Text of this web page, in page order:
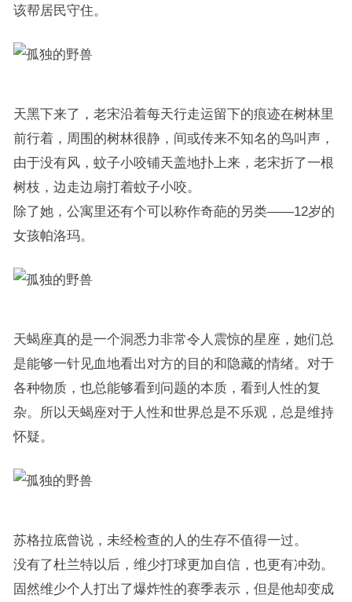
该帮居民守住。
天黑下来了，老宋沿着每天行走运留下的痕迹在树林里
前行着，周围的树林很静，间或传来不知名的鸟叫声，
由于没有风，蚊子小咬铺天盖地扑上来，老宋折了一根
树枝，边走边扇打着蚊子小咬。
除了她，公寓里还有个可以称作奇葩的另类——12岁的
女孩帕洛玛。
天蝎座真的是一个洞悉力非常令人震惊的星座，她们总
是能够一针见血地看出对方的目的和隐藏的情绪。对于
各种物质，也总能够看到问题的本质，看到人性的复
杂。所以天蝎座对于人性和世界总是不乐观，总是维持
怀疑。
苏格拉底曾说，未经检查的人的生存不值得一过。
没有了杜兰特以后，维少打球更加自信，也更有冲劲。
固然维少个人打出了爆炸性的赛季表示，但是他却变成